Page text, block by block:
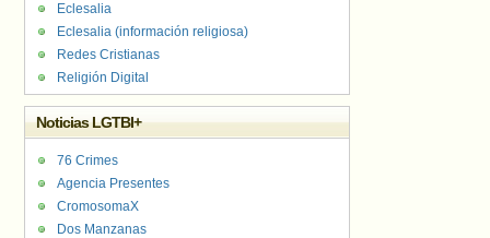
Eclesalia
Eclesalia (información religiosa)
Redes Cristianas
Religión Digital
Noticias LGTBI+
76 Crimes
Agencia Presentes
CromosomaX
Dos Manzanas